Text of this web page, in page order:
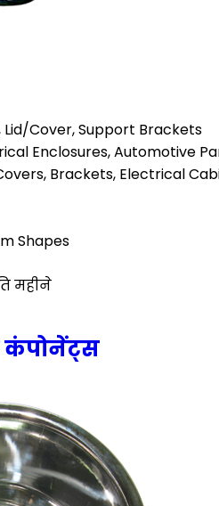
Lid/Cover, Support Brackets
Enclosures, Automotive
Brackets, Electrical
Shapes
महीने
कंपोनेंट्स